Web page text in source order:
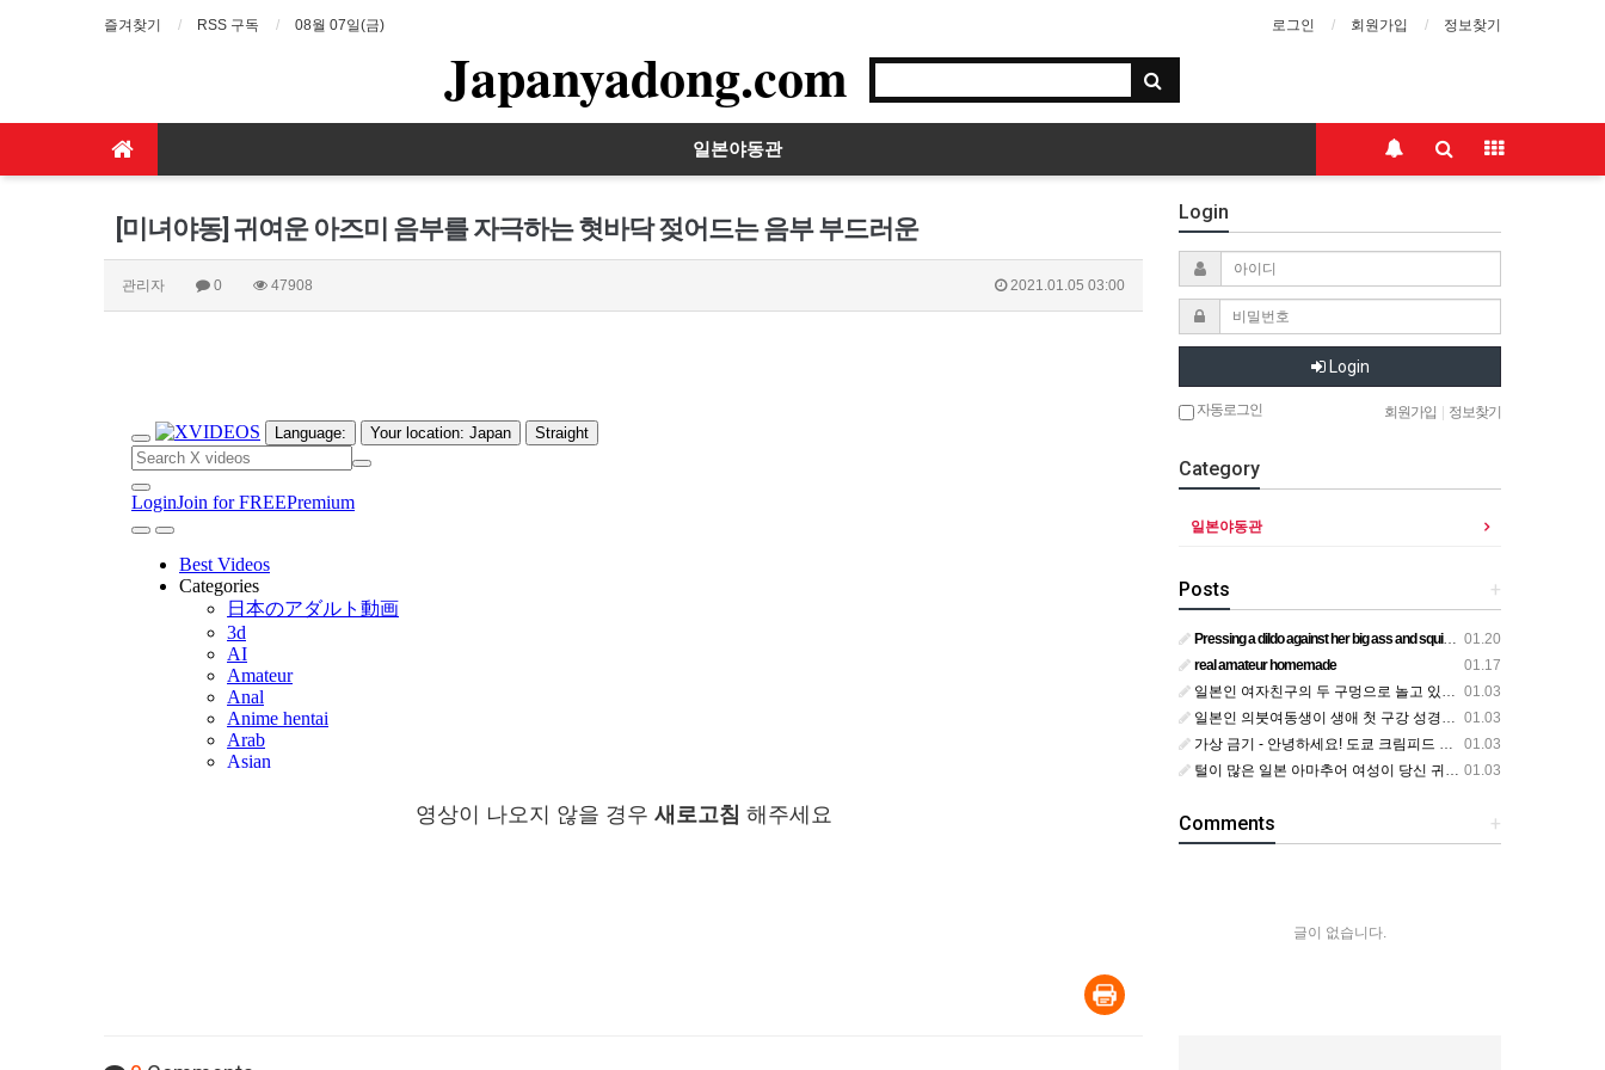
즐겨찾기 RSS 구독 08월 07일(금) 로그인 회원가입 정보찾기
Japanyadong.com
일본야동관
[미녀야동] 귀여운 아즈미 음부를 자극하는 혓바닥 젖어드는 음부 부드러운
관리자 0 47908 2021.01.05 03:00
영상이 나오지 않을 경우 새로고침 해주세요
Login
Login
자동로그인 회원가입 정보찾기
Category
일본야동관
+
Posts
01.20
Pressing a dildo against her big ass and squirting from below
01.17
real amateur homemade
01.03
일본인 여자친구의 두 구멍으로 놀고 있어요
01.03
일본인 의붓여동생이 생애 첫 구강 성경험을 공개하다
01.03
가상 금기 - 안녕하세요! 도쿄 크림피드 시엘에서
01.03
털이 많은 일본 아마추어 여성이 당신 귀에 대고 신음하며 자위합니다. 그녀가 오르가즘에 도달하는 모습을 보세요?
+
Comments
글이 없습니다.